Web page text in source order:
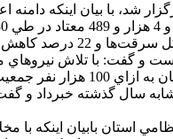
دو ماه اول سال نسبت به مدت مشابه
استان بابيان اينکه